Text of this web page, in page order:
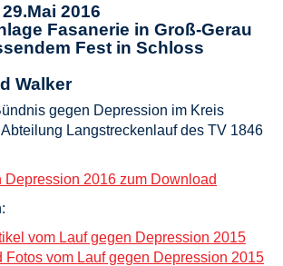
2016
Fasanerie in Groß-Gerau
Fest in Schloss
Walker
gegen Depression im Kreis
Langstreckenlauf des TV 1846
Depression 2016 zum Download
vom Lauf gegen Depression 2015
Fotos vom Lauf gegen Depression 2015